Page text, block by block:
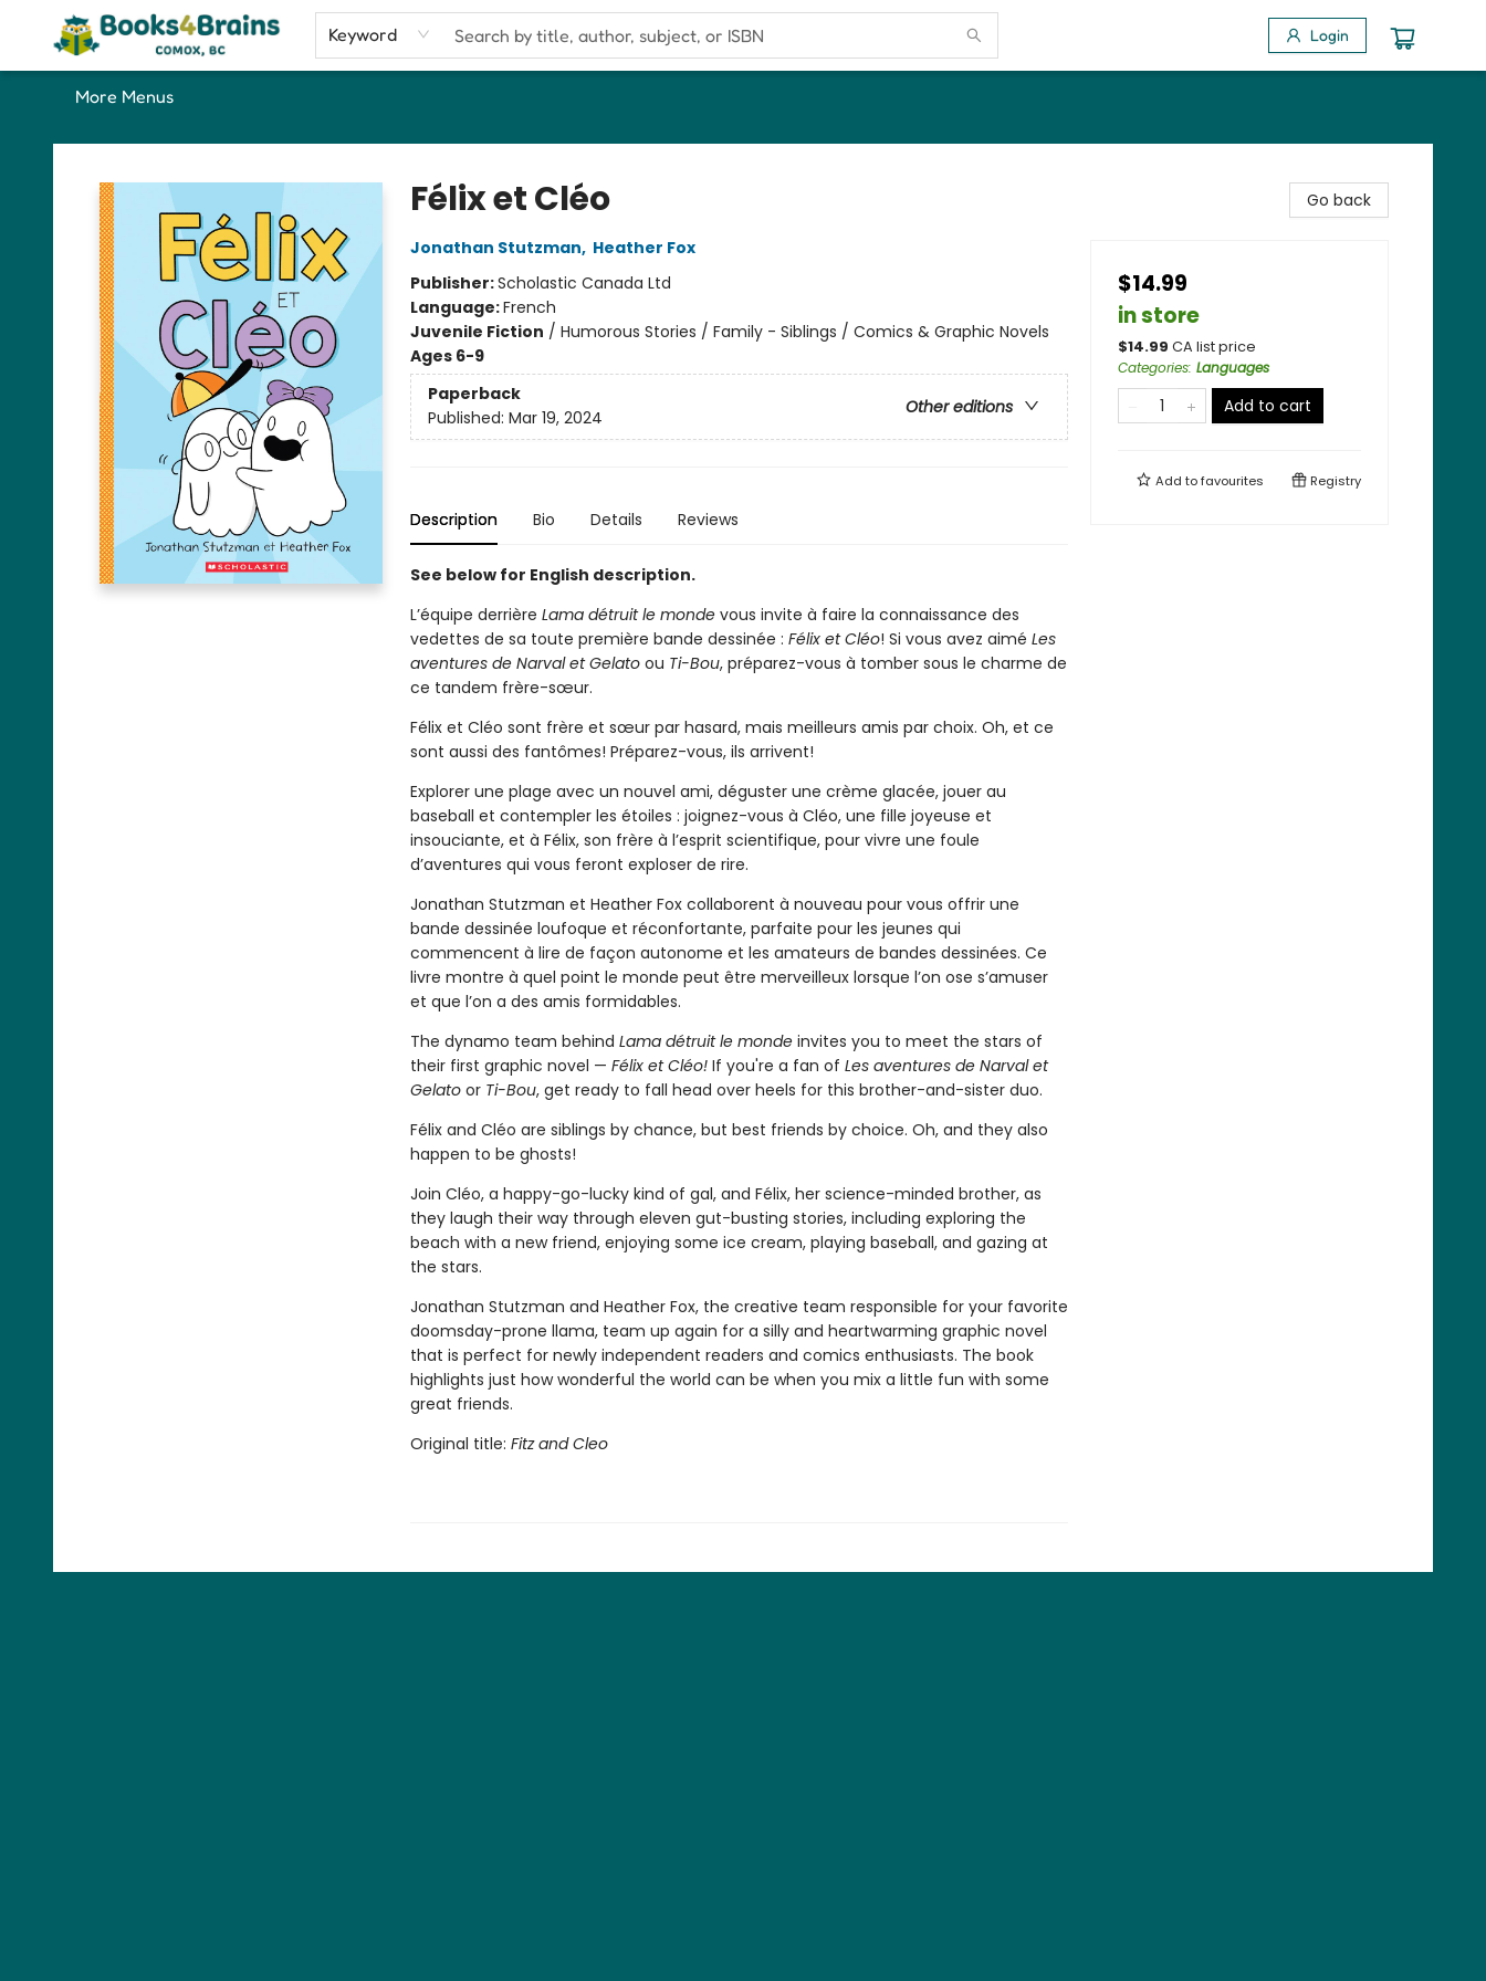
Keyword Login
Home
Shop
Our Favourite Picks
About
Contact & Hours
More Menus
Books4Brains
Félix et Cléo
Jonathan Stutzman, Heather Fox
Publisher:Scholastic Canada Ltd
Language:French
Juvenile Fiction / Humorous Stories / Family - Siblings / Comics & Graphic Novels
Ages 6-9
Paperback
Other editions
Published: Mar 19, 2024
Description Bio Details Reviews
See below for English description.
L’équipe derrière Lama détruit le mondevous invite à faire la connaissance des
vedettes de sa toute première bande dessinée : Félix et Cléo! Si vous avez aimé Les
aventures de Narval et Gelatoou Ti-Bou, préparez-vous à tomber sous le charme de
ce tandem frère-sœur.
Félix et Cléo sont frère et sœur par hasard, mais meilleurs amis par choix. Oh, et ce
sont aussi des fantômes! Préparez-vous, ils arrivent!
Explorer une plage avec un nouvel ami, déguster une crème glacée, jouer au
baseball et contempler les étoiles : joignez-vous à Cléo, une fille joyeuse et
insouciante, et à Félix, son frère à l’esprit scientifique, pour vivre une foule
d’aventures qui vous feront exploser de rire.
Jonathan Stutzman et Heather Fox collaborent à nouveau pour vous offrir une
bande dessinée loufoque et réconfortante, parfaite pour les jeunes qui
commencent à lire de façon autonome et les amateurs de bandes dessinées. Ce
livre montre à quel point le monde peut être merveilleux lorsque l’on ose s’amuser
et que l’on a des amis formidables.
The dynamo team behind Lama détruit le mondeinvites you to meet the stars of
their first graphic novel — Félix et Cléo!If you're a fan of Les aventures de Narval et
Gelatoor Ti-Bou, get ready to fall head over heels for this brother-and-sister duo.
Félix and Cléo are siblings by chance, but best friends by choice. Oh, and they also
happen to be ghosts!
Join Cléo, a happy-go-lucky kind of gal, and Félix, her science-minded brother, as
they laugh their way through eleven gut-busting stories, including exploring the
beach with a new friend, enjoying some ice cream, playing baseball, and gazing at
the stars.
Jonathan Stutzman and Heather Fox, the creative team responsible for your favorite
doomsday-prone llama, team up again for a silly and heartwarming graphic novel
that is perfect for newly independent readers and comics enthusiasts. The book
highlights just how wonderful the world can be when you mix a little fun with some
great friends.
Original title: Fitz and Cleo
Go back
$14.99
in store
$14.99 CA list price
Categories: Languages
Add to cart
Add tofavourites Registry